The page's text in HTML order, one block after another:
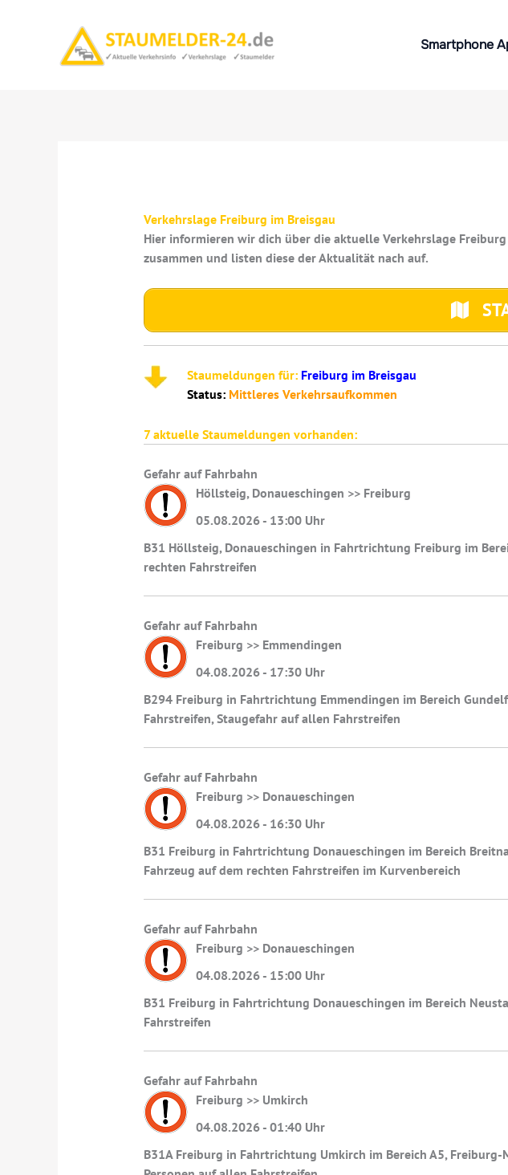
Smartphone
Verkehrslage Freiburg im Breisgau
Hier informieren wir dich über die aktuelle Verkehrslage
zusammen und listen diese der Aktualität nach auf.
Staumeldungen für: Freiburg im Breisgau
Status: Mittleres Verkehrsaufkommen
7aktuelle Staumeldungen vorhanden:
Gefahr auf Fahrbahn
Höllsteig, Donaueschingen >> Freiburg
05.08.2026 - 13:00 Uhr
B31 Höllsteig, Donaueschingen in Fahrtrichtung Freiburg im
rechten Fahrstreifen
Gefahr auf Fahrbahn
Freiburg >> Emmendingen
04.08.2026 - 17:30 Uhr
B294 Freiburg in Fahrtrichtung Emmendingen im Bereich
Fahrstreifen, Staugefahr auf allen Fahrstreifen
Gefahr auf Fahrbahn
Freiburg >> Donaueschingen
04.08.2026 - 16:30 Uhr
B31 Freiburg in Fahrtrichtung Donaueschingen im Bereich
Fahrzeug auf dem rechten Fahrstreifen im Kurvenbereich
Gefahr auf Fahrbahn
Freiburg >> Donaueschingen
04.08.2026 - 15:00 Uhr
B31 Freiburg in Fahrtrichtung Donaueschingen im Bereich
Fahrstreifen
Gefahr auf Fahrbahn
Freiburg >> Umkirch
04.08.2026 - 01:40 Uhr
B31A Freiburg in Fahrtrichtung Umkirch im Bereich A5,